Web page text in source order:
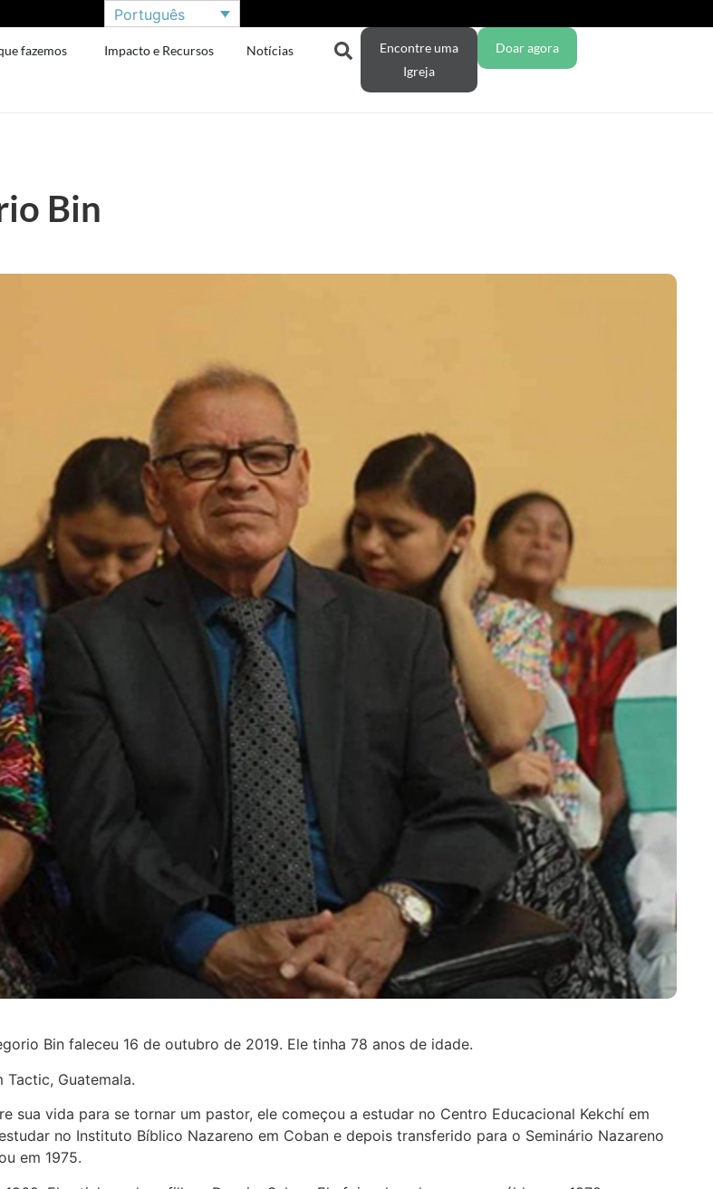
Português
fazemos Impacto e Recursos Notícias
Encontre uma
Igreja
Doar agora
Bin
Bin faleceu 16 de outubro de 2019. Ele tinha 78 anos de idade.
Tactic, Guatemala.
sua vida para se tornar um pastor, ele começou a estudar no Centro Educacional Kekchí em
no Instituto Bíblico Nazareno em Coban e depois transferido para o Seminário Nazareno
em 1975.